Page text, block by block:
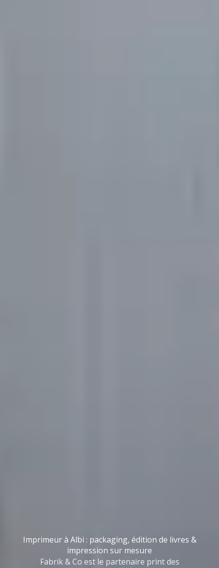
Imprimeur à Albi : packaging, édition de livres &
impression sur mesure
Fabrik & Co est le partenaire print des